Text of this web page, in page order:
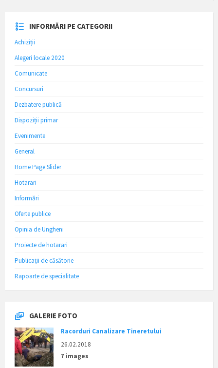
INFORMĂRI PE CATEGORII
Achiziții
Alegeri locale 2020
Comunicate
Concursuri
Dezbatere publică
Dispoziții primar
Evenimente
General
Home Page Slider
Hotarari
Informări
Oferte publice
Opinia de Ungheni
Proiecte de hotarari
Publicații de căsătorie
Rapoarte de specialitate
GALERIE FOTO
Racorduri Canalizare Tineretului
26.02.2018
7 images